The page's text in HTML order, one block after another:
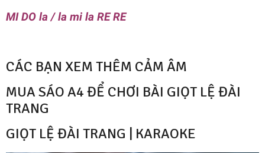
MI DO la / la mi la RE RE
CÁC BẠN XEM THÊM CẢM ÂM
MUA SÁO A4 ĐỂ CHƠI BÀI GIỌT LỆ ĐÀI
TRANG
GIỌT LỆ ĐÀI TRANG | KARAOKE